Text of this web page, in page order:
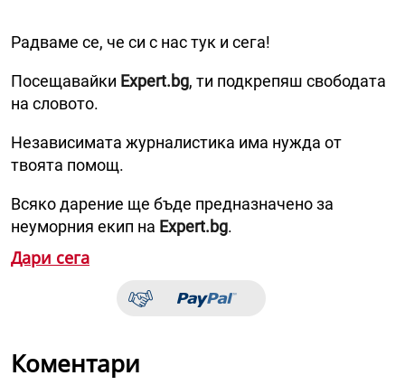
Радваме се, че си с нас тук и сега!
Посещавайки Expert.bg, ти подкрепяш свободата
на словото.
Независимата журналистика има нужда от
твоята помощ.
Всяко дарение ще бъде предназначено за
неуморния екип на Expert.bg.
Дари сега
Коментари